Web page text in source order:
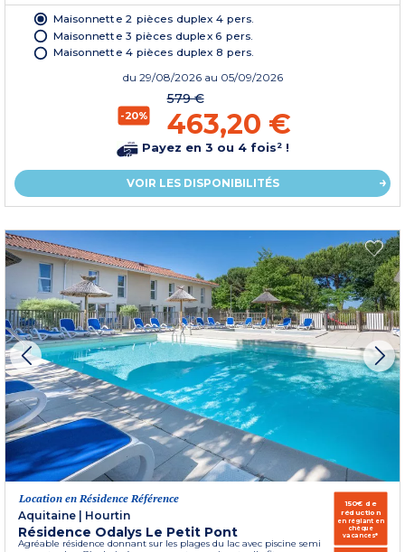
Maisonnette 2 pièces duplex 4 pers.
Maisonnette 3 pièces duplex 6 pers.
Maisonnette 4 pièces duplex 8 pers.
du 29/08/2026 au 05/09/2026
-20%
579 €
463,20 €
Payez en 3 ou 4 fois² !
VOIR LES DISPONIBILITÉS
Location en Résidence Référence
Aquitaine | Hourtin
Résidence Odalys Le Petit Pont
Agréable résidence donnant sur les plages du lac avec piscine semi
150€ de
réduction
en réglant en
chèque
vacances*